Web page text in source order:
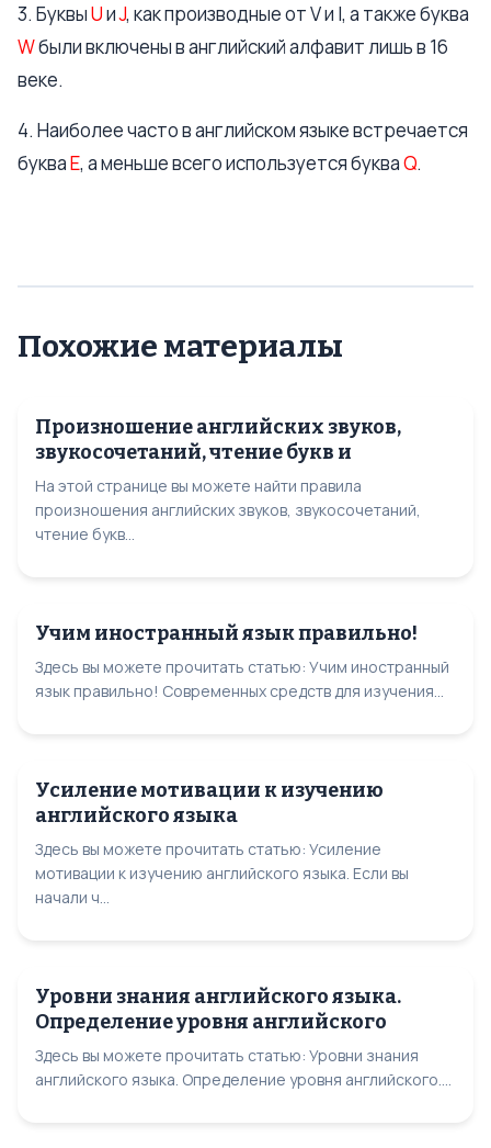
3. БуквыUиJ, как производные от V и I, а также буква
Wбыли включены в английский алфавит лишь в 16
веке.
4. Наиболее часто в английском языке встречается
букваЕ, а меньше всего используется букваQ.
Похожие материалы
Произношение английских звуков,
звукосочетаний, чтение букв и
На этой странице вы можете найти правила
произношения английских звуков, звукосочетаний,
чтение букв...
Учим иностранный язык правильно!
Здесь вы можете прочитать статью: Учим иностранный
язык правильно! Современных средств для изучения...
Усиление мотивации к изучению
английского языка
Здесь вы можете прочитать статью: Усиление
мотивации к изучению английского языка. Если вы
начали ч...
Уровни знания английского языка.
Определение уровня английского
Здесь вы можете прочитать статью: Уровни знания
английского языка. Определение уровня английского....